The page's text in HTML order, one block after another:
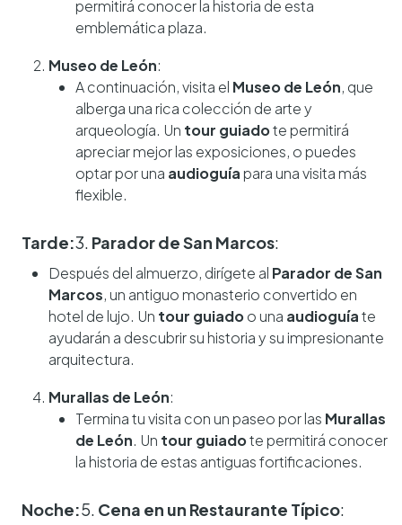
permitirá conocer la historia de esta
emblemática plaza.
Museo de León:
A continuación, visita el Museo de León, que
alberga una rica colección de arte y
arqueología. Un tour guiadote permitirá
apreciar mejor las exposiciones, o puedes
optar por una audioguía para una visita más
flexible.
Tarde:3. Parador de San Marcos:
Después del almuerzo, dirígete al Parador de San
Marcos, un antiguo monasterio convertido en
hotel de lujo. Un tour guiadoo una audioguíate
ayudarán a descubrir su historia y su impresionante
arquitectura.
Murallas de León:
Termina tu visita con un paseo por las Murallas
de León. Un tour guiadote permitirá conocer
la historia de estas antiguas fortificaciones.
Noche:5. Cena en un Restaurante Típico: